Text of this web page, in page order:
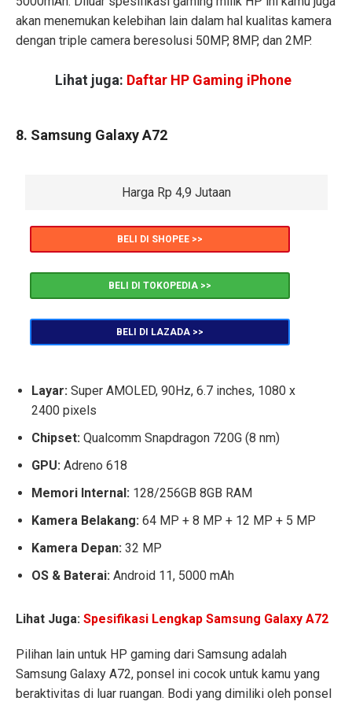
akan menemukan kelebihan lain dalam hal kualitas kamera
dengan triple camera beresolusi 50MP, 8MP, dan 2MP.
Lihat juga: Daftar HP Gaming iPhone
8. Samsung Galaxy A72
Harga Rp 4,9 Jutaan
BELI DI SHOPEE >>
BELI DI TOKOPEDIA >>
BELI DI LAZADA >>
Layar: Super AMOLED, 90Hz, 6.7 inches, 1080 x
2400 pixels
Chipset: Qualcomm Snapdragon 720G (8 nm)
GPU: Adreno 618
Memori Internal: 128/256GB 8GB RAM
Kamera Belakang: 64 MP + 8 MP + 12 MP + 5 MP
Kamera Depan: 32 MP
OS & Baterai: Android 11, 5000 mAh
Lihat Juga: Spesifikasi Lengkap Samsung Galaxy A72
Pilihan lain untuk HP gaming dari Samsung adalah
Samsung Galaxy A72, ponsel ini cocok untuk kamu yang
beraktivitas di luar ruangan. Bodi yang dimiliki oleh ponsel